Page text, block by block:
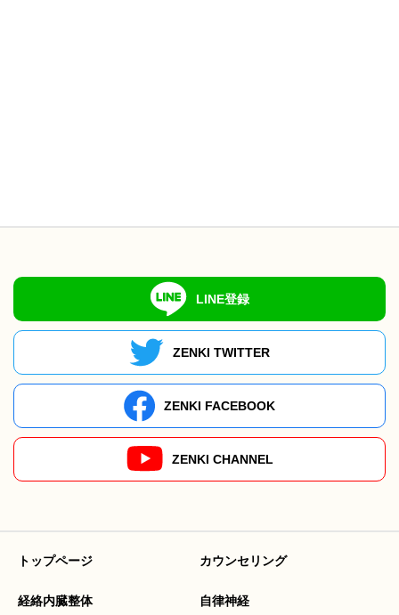
LINE登録
ZENKI TWITTER
ZENKI FACEBOOK
ZENKI CHANNEL
トップページ カウンセリング
経絡内臓整体 自律神経